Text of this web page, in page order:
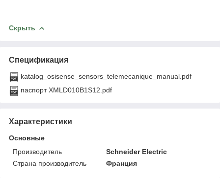
Скрыть
Спецификация
katalog_osisense_sensors_telemecanique_manual.pdf
паспорт XMLD010B1S12.pdf
Характеристики
Основные
Производитель
Schneider Electric
Страна производитель
Франция